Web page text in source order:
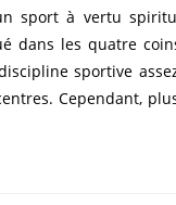
sport à vertu
dans les quatre
sportive
Cependant,